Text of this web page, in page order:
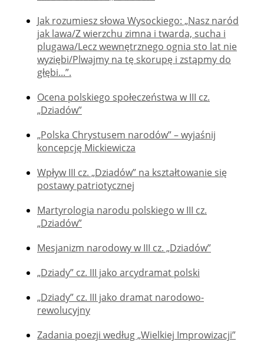
Jak rozumiesz słowa Wysockiego: „Nasz naród
jak lawa/Z wierzchu zimna i twarda, sucha i
plugawa/Lecz wewnętrznego ognia sto lat nie
wyziębi/Plwajmy na tę skorupę i zstąpmy do
głębi...”.
Ocena polskiego społeczeństwa w III cz.
„Dziadów”
„Polska Chrystusem narodów” – wyjaśnij
koncepcję Mickiewicza
Wpływ III cz. „Dziadów” na kształtowanie się
postawy patriotycznej
Martyrologia narodu polskiego w III cz.
„Dziadów”
Mesjanizm narodowy w III cz. „Dziadów”
„Dziady” cz. III jako arcydramat polski
„Dziady” cz. III jako dramat narodowo-
rewolucyjny
Zadania poezji według „Wielkiej Improwizacji”